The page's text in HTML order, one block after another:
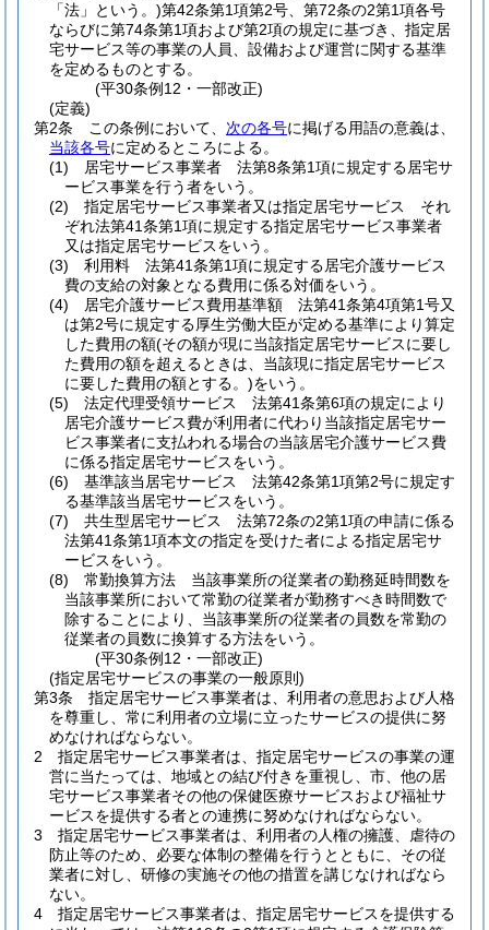
「法」という。)第42条第1項第2号、第72条の2第1項各号
ならびに第74条第1項および第2項の規定に基づき、指定居
宅サービス等の事業の人員、設備および運営に関する基準
を定めるものとする。
(平30条例12・一部改正)
(定義)
第2条
この条例において、 次の各号に掲げる用語の意義は、
当該各号に定めるところによる。
(1)
居宅サービス事業者 法第8条第1項に規定する居宅サ
ービス事業を行う者をいう。
(2)
指定居宅サービス事業者又は指定居宅サービス それ
ぞれ法第41条第1項に規定する指定居宅サービス事業者
又は指定居宅サービスをいう。
(3)
利用料 法第41条第1項に規定する居宅介護サービス
費の支給の対象となる費用に係る対価をいう。
(4)
居宅介護サービス費用基準額 法第41条第4項第1号又
は第2号に規定する厚生労働大臣が定める基準により算定
した費用の額(その額が現に当該指定居宅サービスに要し
た費用の額を超えるときは、当該現に指定居宅サービス
に要した費用の額とする。)をいう。
(5)
法定代理受領サービス 法第41条第6項の規定により
居宅介護サービス費が利用者に代わり当該指定居宅サー
ビス事業者に支払われる場合の当該居宅介護サービス費
に係る指定居宅サービスをいう。
(6)
基準該当居宅サービス 法第42条第1項第2号に規定す
る基準該当居宅サービスをいう。
(7)
共生型居宅サービス 法第72条の2第1項の申請に係る
法第41条第1項本文の指定を受けた者による指定居宅サ
ービスをいう。
(8)
常勤換算方法 当該事業所の従業者の勤務延時間数を
当該事業所において常勤の従業者が勤務すべき時間数で
除することにより、当該事業所の従業者の員数を常勤の
従業者の員数に換算する方法をいう。
(平30条例12・一部改正)
(指定居宅サービスの事業の一般原則)
第3条
指定居宅サービス事業者は、利用者の意思および人格
を尊重し、常に利用者の立場に立ったサービスの提供に努
めなければならない。
2
指定居宅サービス事業者は、指定居宅サービスの事業の運
営に当たっては、地域との結び付きを重視し、市、他の居
宅サービス事業者その他の保健医療サービスおよび福祉サ
ービスを提供する者との連携に努めなければならない。
3
指定居宅サービス事業者は、利用者の人権の擁護、虐待の
防止等のため、必要な体制の整備を行うとともに、その従
業者に対し、研修の実施その他の措置を講じなければなら
ない。
4
指定居宅サービス事業者は、指定居宅サービスを提供する